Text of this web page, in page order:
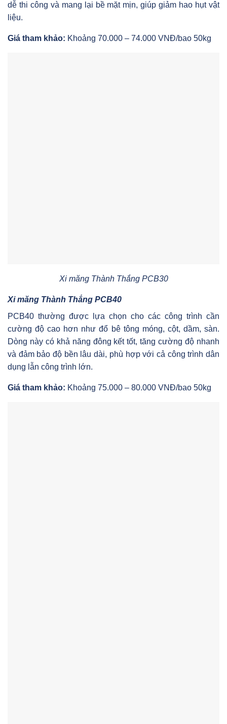
dễ thi công và mang lại bề mặt mịn, giúp giảm hao hụt vật
liệu.
Giá tham khảo: Khoảng 70.000 – 74.000 VNĐ/bao 50kg
Xi măng Thành Thắng PCB30
Xi măng Thành Thắng PCB40
PCB40 thường được lựa chọn cho các công trình cần
cường độ cao hơn như đổ bê tông móng, cột, dầm, sàn.
Dòng này có khả năng đông kết tốt, tăng cường độ nhanh
và đảm bảo độ bền lâu dài, phù hợp với cả công trình dân
dụng lẫn công trình lớn.
Giá tham khảo: Khoảng 75.000 – 80.000 VNĐ/bao 50kg